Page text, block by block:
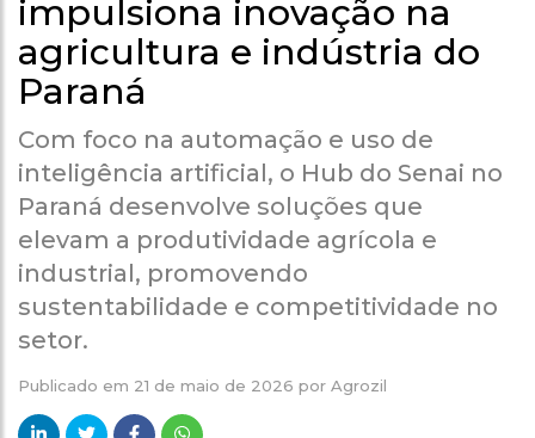
impulsiona inovação na
agricultura e indústria do
Paraná
Com foco na automação e uso de
inteligência artificial, o Hub do Senai no
Paraná desenvolve soluções que
elevam a produtividade agrícola e
industrial, promovendo
sustentabilidade e competitividade no
setor.
Publicado em 21 de maio de 2026 por Agrozil